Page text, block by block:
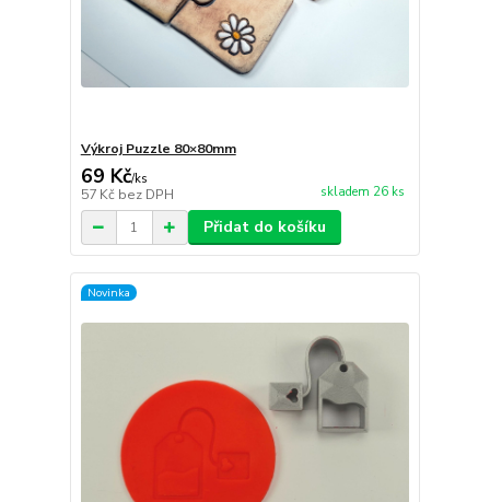
Výkroj Puzzle 80×80mm
69 Kč/ks
57 Kč bez DPH skladem 26 ks
Přidat do košíku
Novinka